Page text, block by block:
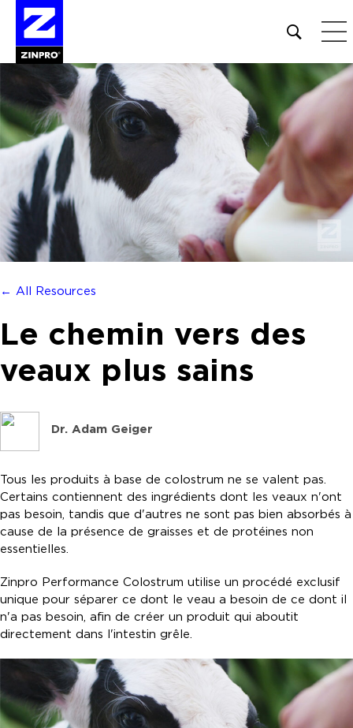
Open
site
search
form
Rechercher :
← All Resources
Le chemin vers des
veaux plus sains
Dr. Adam Geiger
Tous les produits à base de colostrum ne se valent pas.
Certains contiennent des ingrédients dont les veaux n'ont
pas besoin, tandis que d'autres ne sont pas bien absorbés à
cause de la présence de graisses et de protéines non
essentielles.
Zinpro Performance Colostrum utilise un procédé exclusif
unique pour séparer ce dont le veau a besoin de ce dont il
n'a pas besoin, afin de créer un produit qui aboutit
directement dans l'intestin grêle.